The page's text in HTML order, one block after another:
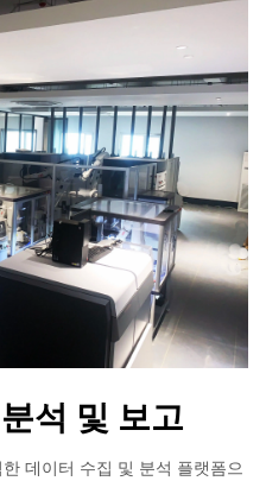
석 및 보고
데이터 수집 및 분석 플랫폼으